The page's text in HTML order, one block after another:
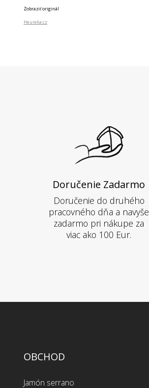
Zobraziť originál
Heureka.cz
Doručenie Zadarmo
Doručenie do druhého
pracovného dňa a navyše
zadarmo pri nákupe za
viac ako 100 Eur.
OBCHOD
Jamón serrano